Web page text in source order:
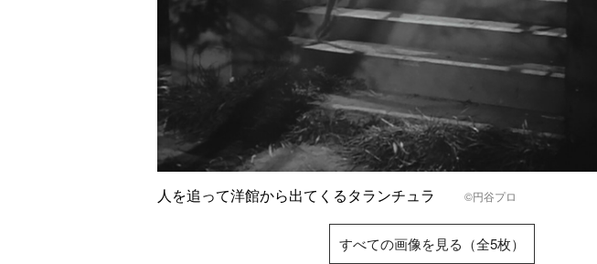
人を追って洋館から出てくるタランチュラ ©円谷プロ
すべての画像を見る（全5枚）